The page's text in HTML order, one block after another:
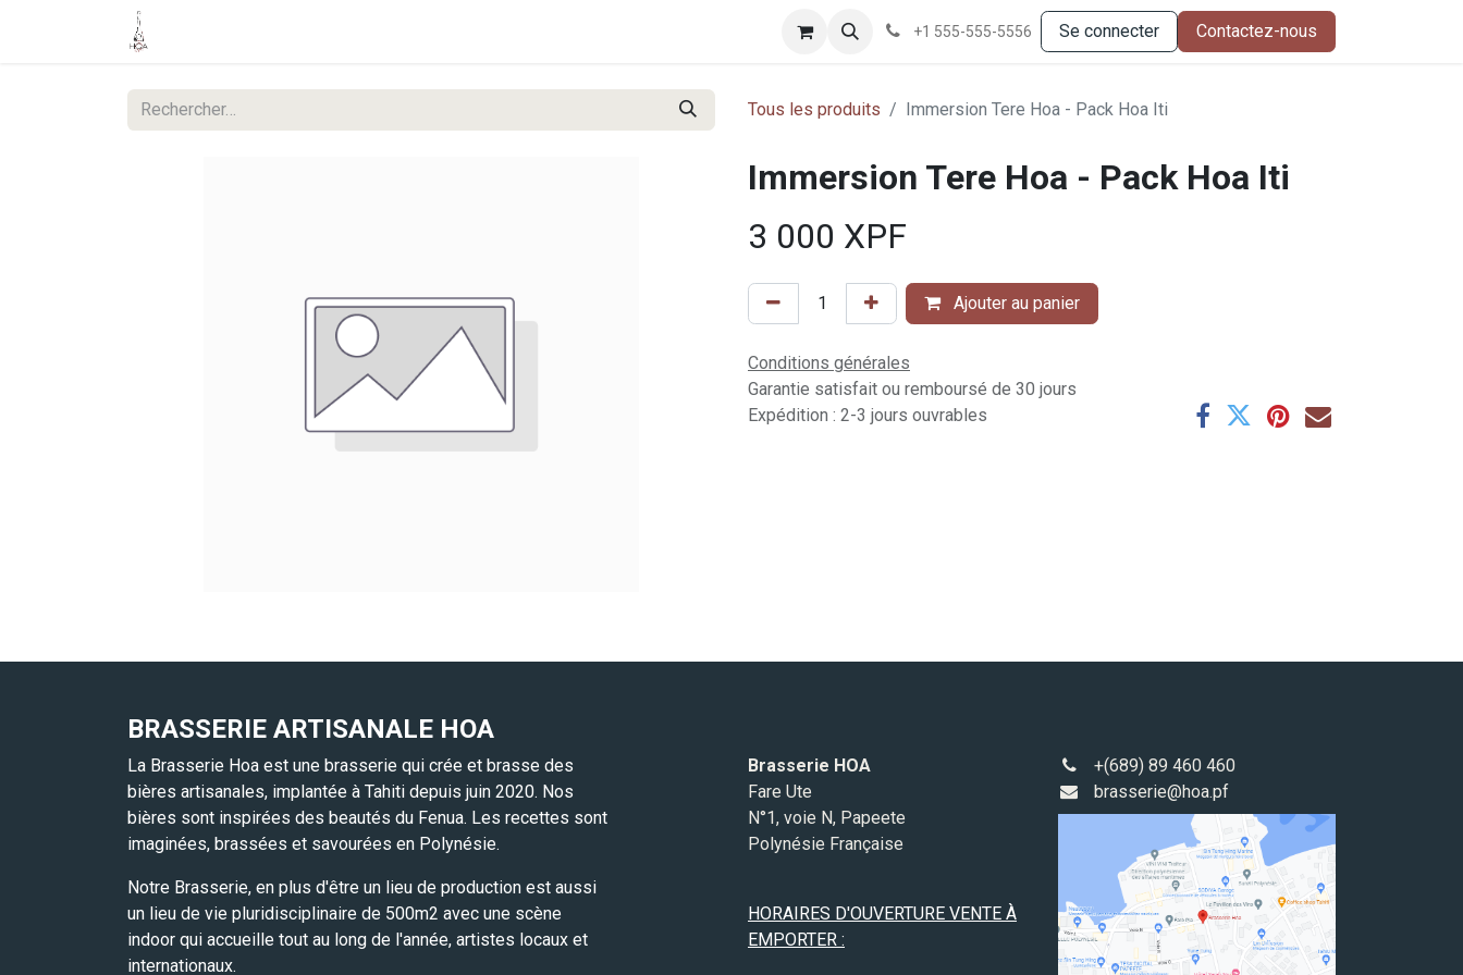
+1 555-555-5556 Se connecter Contactez-nous
Tous les produits Immersion Tere Hoa - Pack Hoa Iti
Immersion Tere Hoa - Pack Hoa Iti
3 000 XPF
Ajouter au panier
Conditions générales
Garantie satisfait ou remboursé de 30 jours
Expédition : 2-3 jours ouvrables
BRASSERIE ARTISANALE HOA
La Brasserie Hoa est une brasserie qui crée et brasse des
bières artisanales, implantée à Tahiti depuis juin 2020. Nos
bières sont inspirées des beautés du Fenua. Les recettes sont
imaginées, brassées et savourées en Polynésie.
Notre Brasserie, en plus d'être un lieu de production est aussi
un lieu de vie pluridisciplinaire de 500m2 avec une scène
indoor qui accueille tout au long de l'année, artistes locaux et
internationaux.
Brasserie HOA
Fare Ute
N°1, voie N, Papeete
Polynésie Française
HORAIRES D'OUVERTURE VENTE À
EMPORTER :
+(689) 89 460 460
brasserie@hoa.pf